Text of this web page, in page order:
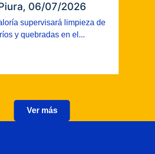
06/07/2026
supervisará limpieza de
ríos y quebradas en el...
Ver más